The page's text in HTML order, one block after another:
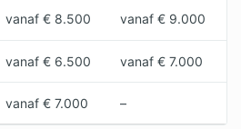
vanaf € 8.500 vanaf € 9.000
vanaf € 6.500 vanaf € 7.000
vanaf € 7.000 –